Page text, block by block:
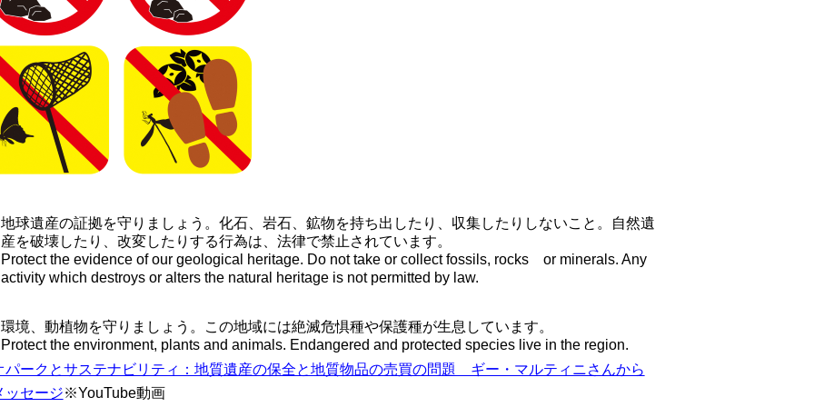
地球遺産の証拠を守りましょう。化石、岩石、鉱物を持ち出したり、収集したりしないこと。自然遺
産を破壊したり、改変したりする行為は、法律で禁止されています。
Protect the evidence of our geological heritage. Do not take or collect fossils, rocks or minerals. Any
activity which destroys or alters the natural heritage is not permitted by law.
環境、動植物を守りましょう。この地域には絶滅危惧種や保護種が生息しています。
Protect the environment, plants and animals. Endangered and protected species live in the region.
パークとサステナビリティ：地質遺産の保全と地質物品の売買の問題 ギー・マルティニさんから
ッセージ※YouTube動画